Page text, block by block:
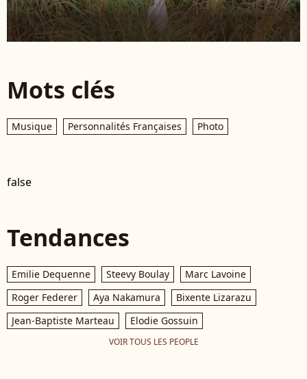
Mots clés
Musique Personnalités Françaises Photo
false
Tendances
Emilie Dequenne Steevy Boulay
Marc Lavoine
Roger Federer
Aya Nakamura
Bixente Lizarazu
Jean-Baptiste Marteau
Elodie Gossuin
VOIR TOUS LES PEOPLE